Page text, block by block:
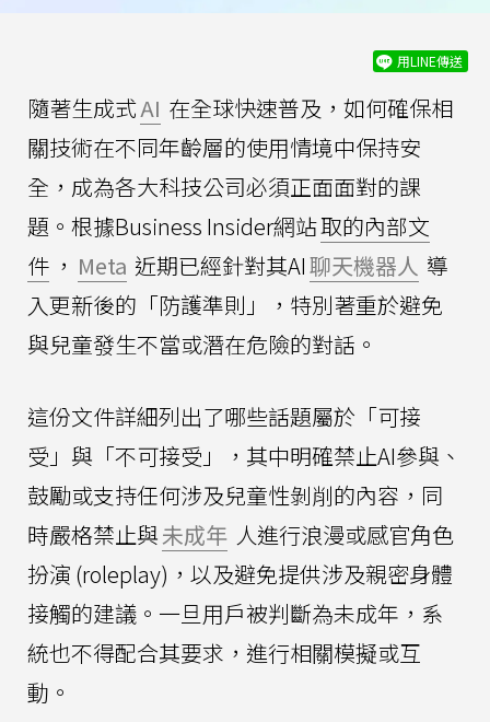
用LINE傳送
隨著生成式AI 在全球快速普及，如何確保相
關技術在不同年齡層的使用情境中保持安
全，成為各大科技公司必須正面面對的課
題。根據Business Insider網站取的內部文
件 ， Meta 近期已經針對其AI聊天機器人 導
入更新後的「防護準則」，特別著重於避免
與兒童發生不當或潛在危險的對話。
這份文件詳細列出了哪些話題屬於「可接
受」與「不可接受」，其中明確禁止AI參與、
鼓勵或支持任何涉及兒童性剝削的內容，同
時嚴格禁止與未成年 人進行浪漫或感官角色
扮演 (roleplay)，以及避免提供涉及親密身體
接觸的建議。一旦用戶被判斷為未成年，系
統也不得配合其要求，進行相關模擬或互
動。